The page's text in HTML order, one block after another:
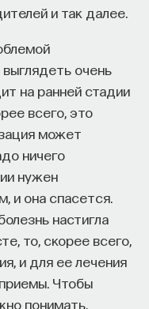
и так далее.
выглядеть очень
на ранней стадии
всего, это
может
ничего
нужен
и она спасется.
настигла
то, скорее всего,
и для ее лечения
Чтобы
понимать,
ИНТЕЛЛЕКТ
УНИВЕРСИТЕТ